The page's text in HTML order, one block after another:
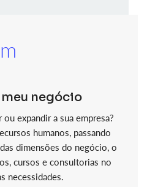
negócio
expandir a sua empresa?
humanos, passando
dimensões do negócio, o
cursos e consultorias no
necessidades.